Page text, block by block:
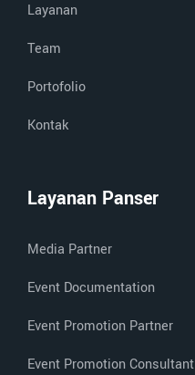
Layanan
Team
Portofolio
Kontak
Layanan Panser
Media Partner
Event Documentation
Event Promotion Partner
Event Promotion Consultant